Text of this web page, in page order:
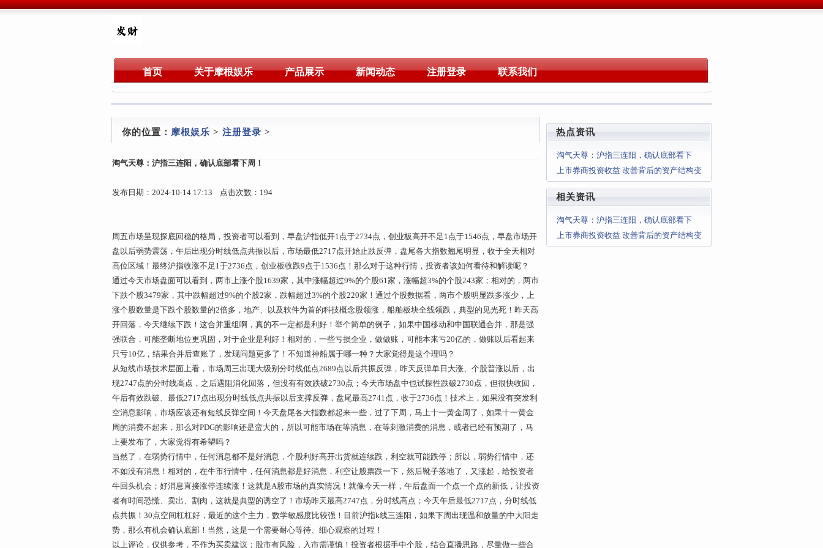
首页 关于摩根娱乐 产品展示 新闻动态 注册登录 联系我们
你的位置： 摩根娱乐 > 注册登录 >
淘气天尊：沪指三连阳，确认底部看下周！
发布日期：2024-10-14 17:13 点击次数：194
周五市场呈现探底回稳的格局，投资者可以看到，早盘沪指低开1点于2734点，创业板高开不足1点于1546点，早盘市场开
盘以后弱势震荡，午后出现分时线低点共振以后，市场最低2717点开始止跌反弹，盘尾各大指数翘尾明显，收于全天相对
高位区域！最终沪指收涨不足1于2736点，创业板收跌9点于1536点！那么对于这种行情，投资者该如何看待和解读呢？
通过今天市场盘面可以看到，两市上涨个股1639家，其中涨幅超过9%的个股61家，涨幅超3%的个股243家；相对的，两市
下跌个股3479家，其中跌幅超过9%的个股2家，跌幅超过3%的个股220家！通过个股数据看，两市个股明显跌多涨少，上
涨个股数量是下跌个股数量的2倍多，地产、以及软件为首的科技概念股领涨，船舶板块全线领跌，典型的见光死！昨天高
开回落，今天继续下跌！这合并重组啊，真的不一定都是利好！举个简单的例子，如果中国移动和中国联通合并，那是强
强联合，可能垄断地位更巩固，对于企业是利好！相对的，一些亏损企业，做做账，可能本来亏20亿的，做账以后看起来
只亏10亿，结果合并后查账了，发现问题更多了！不知道神船属于哪一种？大家觉得是这个理吗？
从短线市场技术层面上看，市场周三出现大级别分时线低点2689点以后共振反弹，昨天反弹单日大涨、个股普涨以后，出
现2747点的分时线高点，之后遇阻消化回落，但没有有效跌破2730点；今天市场盘中也试探性跌破2730点，但很快收回，
午后有效跌破、最低2717点出现分时线低点共振以后支撑反弹，盘尾最高2741点，收于2736点！技术上，如果没有突发利
空消息影响，市场应该还有短线反弹空间！今天盘尾各大指数都起来一些，过了下周，马上十一黄金周了，如果十一黄金
周的消费不起来，那么对PDG的影响还是蛮大的，所以可能市场在等消息，在等刺激消费的消息，或者已经有预期了，马
上要发布了，大家觉得有希望吗？
当然了，在弱势行情中，任何消息都不是好消息，个股利好高开出货就连续跌，利空就可能跌停；所以，弱势行情中，还
不如没有消息！相对的，在牛市行情中，任何消息都是好消息，利空让股票跌一下，然后靴子落地了，又涨起，给投资者
牛回头机会；好消息直接涨停连续涨！这就是A股市场的真实情况！就像今天一样，午后盘面一个点一个点的新低，让投资
者有时间恐慌、卖出、割肉，这就是典型的诱空了！市场昨天最高2747点，分时线高点；今天午后最低2717点，分时线低
点共振！30点空间杠杠好，最近的这个主力，数学敏感度比较强！目前沪指k线三连阳，如果下周出现温和放量的中大阳走
势，那么有机会确认底部！当然，这是一个需要耐心等待、细心观察的过程！
以上评论，仅供参考，不作为买卖建议；股市有风险，入市需谨慎！投资者根据手中个股，结合直播思路，尽量做一些合
热点资讯
淘气天尊：沪指三连阳，确认底部看下
周！
上市券商投资收益 改善背后的资产结构变
化
相关资讯
淘气天尊：沪指三连阳，确认底部看下
周！
上市券商投资收益 改善背后的资产结构变